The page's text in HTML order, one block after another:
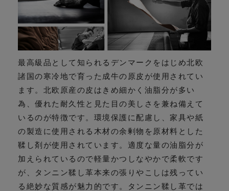
最高級品として知られるデンマークをはじめ北欧
諸国の寒冷地で育った成牛の原皮が使用されてい
ます。北欧原産の皮はきめ細かく油脂分が多い
為、優れた耐久性と見た目の美しさを兼ね備えて
いるのが特徴です。環境保護に配慮し、家具や紙
の製造に使用される木材の余剰物を原材料とした
鞣し剤が使用されています。適度な量の油脂分が
加えられているので軽量かつしなやかで柔軟です
が、タンニン鞣し革本来の張りやこしは残ってい
る絶妙な質感が魅力的です。タンニン鞣し革では